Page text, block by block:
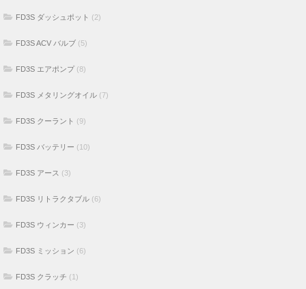
FD3S ダッシュポット (2)
FD3S ACV バルブ (5)
FD3S エアポンプ (8)
FD3S メタリングオイル (7)
FD3S クーラント (9)
FD3S バッテリー (10)
FD3S アース (3)
FD3S リトラクタブル (6)
FD3S ウィンカー (3)
FD3S ミッション (6)
FD3S クラッチ (1)